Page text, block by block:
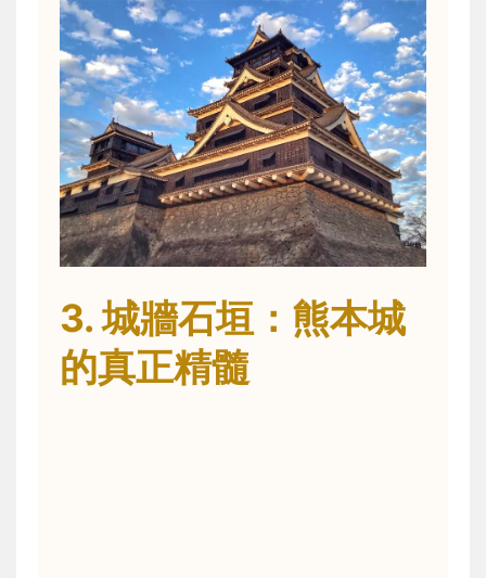
3. 城牆石垣：熊本城
的真正精髓